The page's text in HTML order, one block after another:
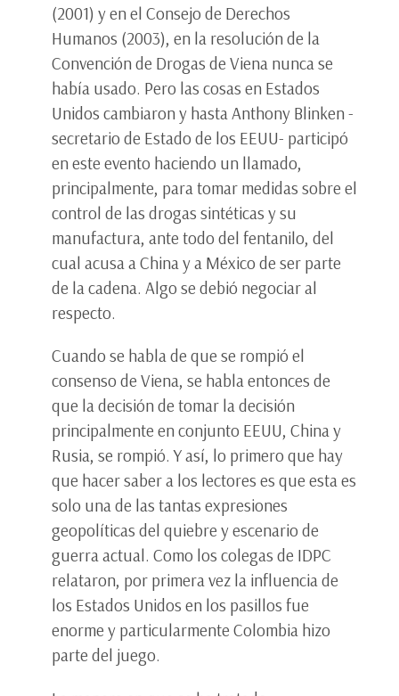
(2001) y en el Consejo de Derechos
Humanos (2003), en la resolución de la
Convención de Drogas de Viena nunca se
había usado. Pero las cosas en Estados
Unidos cambiaron y hasta Anthony Blinken -
secretario de Estado de los EEUU- participó
en este evento haciendo un llamado,
principalmente, para tomar medidas sobre el
control de las drogas sintéticas y su
manufactura, ante todo del fentanilo, del
cual acusa a China y a México de ser parte
de la cadena. Algo se debió negociar al
respecto.
Cuando se habla de que se rompió el
consenso de Viena, se habla entonces de
que la decisión de tomar la decisión
principalmente en conjunto EEUU, China y
Rusia, se rompió. Y así, lo primero que hay
que hacer saber a los lectores es que esta es
solo una de las tantas expresiones
geopolíticas del quiebre y escenario de
guerra actual. Como los colegas de IDPC
relataron, por primera vez la influencia de
los Estados Unidos en los pasillos fue
enorme y particularmente Colombia hizo
parte del juego.